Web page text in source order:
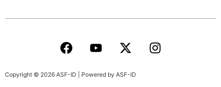
Copyright © 2026 ASF-ID | Powered by ASF-ID